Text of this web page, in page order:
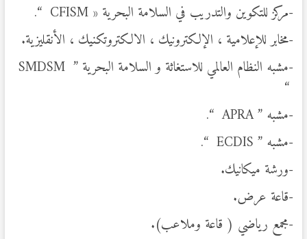
-مركز للتكوين والتدريب في السلامة البحرية « CFISM “.
-مخابر للإعلامية ، الإلكترونيك ، الالكتروتكنيك ، الأنقليزية.
-مشبه النظام العالمي للاستغاثة و السلامة البحرية ” SMDSM
“
-مشبه ” APRA “.
-مشبه ” ECDIS “.
-ورشة ميكانيك.
-قاعة عرض.
-مجمع رياضي ( قاعة وملاعب).